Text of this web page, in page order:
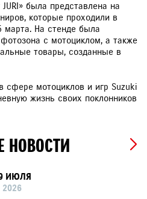
была представлена на
которые проходили в
марта. На стенде была
с мотоциклом, а также
товары, созданные в
сфере мотоциклов и игр Suzuki
жизнь своих поклонников
НОВОСТИ
ИЮЛЯ
2026